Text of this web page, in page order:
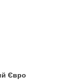
Євро